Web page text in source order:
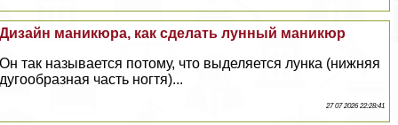
Дизайн маникюра, как сделать лунный маникюр
Он так называется потому, что выделяется лунка (нижняя
дугообразная часть ногтя)...
27 07 2026 22:28:41